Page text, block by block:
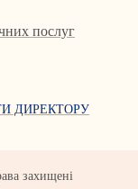
послуг
ДИРЕКТОРУ
захищені